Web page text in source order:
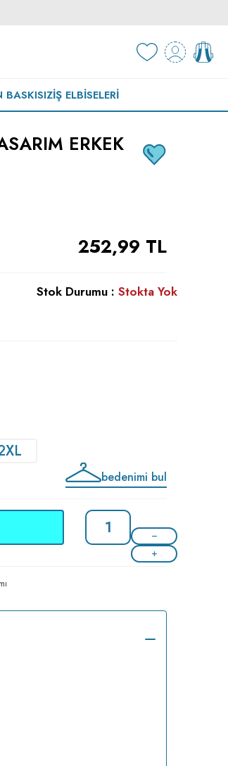
BASKISIZİŞ ELBISELERI
ERKEK
252,99 TL
Stok Durumu : Stokta Yok
bedenimi bul